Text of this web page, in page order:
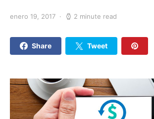
enero 19, 2017 2 minute read
Share Tweet